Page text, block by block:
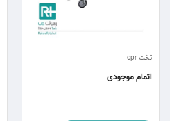
تخت cpr
اتمام موجودی